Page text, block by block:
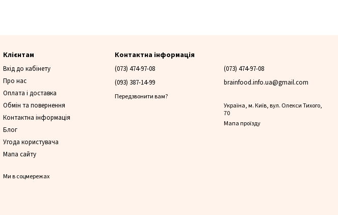
Клієнтам
Вхід до кабінету
Про нас
Оплата і доставка
Обмін та повернення
Контактна інформація
Блог
Угода користувача
Мапа сайту
Ми в соцмережах
Контактна інформація
(073) 474-97-08
(093) 387-14-99
Передзвонити вам?
(073) 474-97-08
brainfood.info.ua@gmail.com
Україна, м. Київ, вул. Олекси Тихого,
70
Мапа проїзду